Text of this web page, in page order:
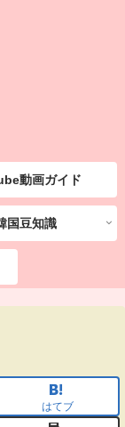
動画ガイド
国豆知識
はてブ